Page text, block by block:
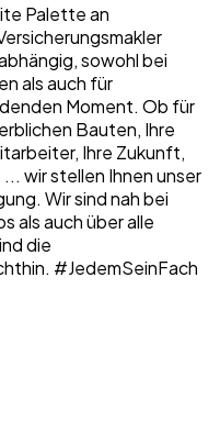
Palette an
sowohl bei
als auch für
Moment. Ob für
Bauten, Ihre
Ihre Zukunft,
wir stellen Ihnen unser
Wir sind nah bei
als auch über alle
die
#JedemSeinFach